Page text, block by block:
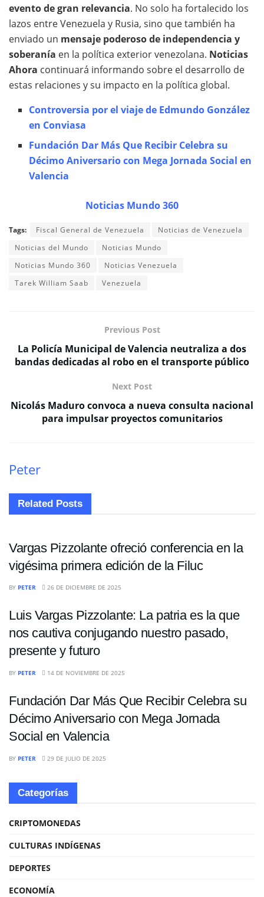
evento de gran relevancia. No solo ha fortalecido los
lazos entre Venezuela y Rusia, sino que también ha
enviado un mensaje poderoso de independencia y
soberanía en la política exterior venezolana. Noticias
Ahora continuará informando sobre el desarrollo de
estas relaciones y su impacto en la política global.
Controversia por el viaje de Edmundo González
en Conviasa
Fundación Dar Más Que Recibir Celebra su
Décimo Aniversario con Mega Jornada Social en
Valencia
Noticias Mundo 360
Tags: Fiscal General de Venezuela
Noticias de Venezuela
Noticias del Mundo
Noticias Mundo
Noticias Mundo 360
Noticias Venezuela
Tarek William Saab
Venezuela
Previous Post
La Policía Municipal de Valencia neutraliza a dos
bandas dedicadas al robo en el transporte público
Next Post
Nicolás Maduro convoca a nueva consulta nacional
para impulsar proyectos comunitarios
Peter
Related Posts
OPINIÓN
Vargas Pizzolante ofreció conferencia en la
vigésima primera edición de la Filuc
BY PETER 26 DE DICIEMBRE DE 2025
Luis Vargas Pizzolante: La patria es la que
nos cautiva conjugando nuestro pasado,
presente y futuro
BY PETER 14 DE NOVIEMBRE DE 2025
Fundación Dar Más Que Recibir Celebra su
Décimo Aniversario con Mega Jornada
Social en Valencia
BY PETER 29 DE JULIO DE 2025
Categorías
CRIPTOMONEDAS
CULTURAS INDÍGENAS
DEPORTES
ECONOMÍA